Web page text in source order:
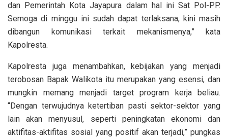
dan Pemerintah Kota Jayapura dalam hal ini Sat Pol-PP.
Semoga di minggu ini sudah dapat terlaksana, kini masih
dibangun komunikasi terkait mekanismenya,” kata
Kapolresta.
Kapolresta juga menambahkan, kebijakan yang menjadi
terobosan Bapak Walikota itu merupakan yang esensi, dan
mungkin memang menjadi target program kerja beliau.
“Dengan terwujudnya ketertiban pasti sektor-sektor yang
lain akan menyusul, seperti peningkatan ekonomi dan
aktifitas-aktifitas sosial yang positif akan terjadi,” pungkas